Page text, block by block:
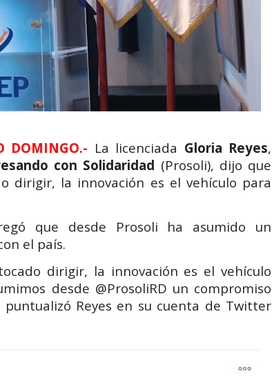
DOMINGO.- La licenciada Gloria Reyes,
con Solidaridad (Prosoli), dijo que
dirigir, la innovación es el vehículo para
que desde Prosoli ha asumido un
el país.
dirigir, la innovación es el vehículo
desde @ProsoliRD un compromiso
Reyes en su cuenta de Twitter